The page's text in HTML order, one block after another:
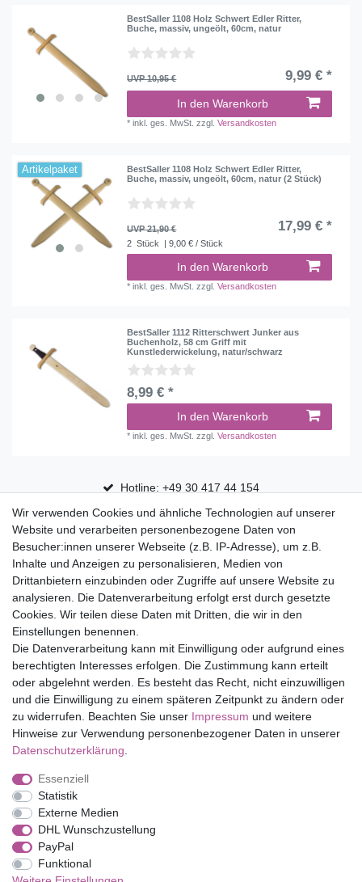
BestSaller 1108 Holz Schwert Edler Ritter,
Buche, massiv, ungeölt, 60cm, natur
UVP 10,95 € 9,99 € *
In den Warenkorb
*inkl. ges. MwSt. zzgl.Versandkosten
Artikelpaket
BestSaller 1108 Holz Schwert Edler Ritter,
Buche, massiv, ungeölt, 60cm, natur (2 Stück)
UVP 21,90 € 17,99 € *
2 Stück | 9,00 € / Stück
In den Warenkorb
*inkl. ges. MwSt. zzgl.Versandkosten
BestSaller 1112 Ritterschwert Junker aus
Buchenholz, 58 cm Griff mit
Kunstlederwickelung, natur/schwarz
8,99 € *
In den Warenkorb
*inkl. ges. MwSt. zzgl.Versandkosten
Hotline: +49 30 417 44 154
30 Tage Rückgaberecht
Versandfrei ab 75 € in Deutschland
Top Marken
Eduplay
Folia Bringmann
Shop
Mein Konto
Service
Versandkosten
Impressum
Barrierefreiheitserklärung
Wir verwenden Cookies und ähnliche Technologien auf unserer
Website und verarbeiten personenbezogene Daten von
Besucher:innen unserer Webseite (z.B. IP-Adresse), um z.B.
Inhalte und Anzeigen zu personalisieren, Medien von
Drittanbietern einzubinden oder Zugriffe auf unsere Website zu
analysieren. Die Datenverarbeitung erfolgt erst durch gesetzte
Cookies. Wir teilen diese Daten mit Dritten, die wir in den
Einstellungen benennen.
Die Datenverarbeitung kann mit Einwilligung oder aufgrund eines
berechtigten Interesses erfolgen. Die Zustimmung kann erteilt
oder abgelehnt werden. Es besteht das Recht, nicht einzuwilligen
und die Einwilligung zu einem späteren Zeitpunkt zu ändern oder
zu widerrufen. Beachten Sie unser Impressum und weitere
Hinweise zur Verwendung personenbezogener Daten in unserer
Daten­schutz­erklärung
Essenziell
Statistik
Externe Medien
DHL Wunschzustellung
PayPal
Funktional